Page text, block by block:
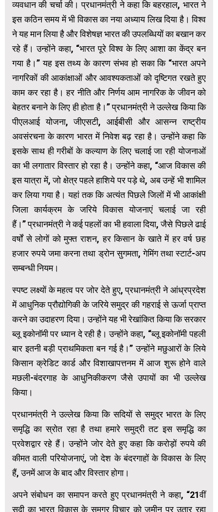
व्यवधान की चर्चा की। प्रधानमंत्री ने कहा कि बहरहाल, भारत ने
इस कठिन समय में भी विकास का नया अध्याय लिख दिया है। विश्व
ने यह मान लिया है और विशेषज्ञ भारत की उपलब्धियों का बखान कर
रहे हैं। उन्होंने कहा, “भारत पूरे विश्व के लिए आशा का केंद्र बन
गया है।” यह इस तथ्य के कारण संभव हो सका कि “भारत अपने
नागरिकों की आकांक्षाओं और आवश्यकताओं को दृष्टिगत रखते हुए
काम कर रहा है। हर नीति और निर्णय आम नागरिक के जीवन को
बेहतर बनाने के लिए ही होता है।” प्रधानमंत्री ने उल्लेख किया कि
पीएलआई योजना, जीएसटी, आईबीसी और आसन्न राष्ट्रीय
अवसंरचना के कारण भारत में निवेश बढ़ रहा है। उन्होंने कहा कि
इसके साथ ही गरीबों के कल्याण के लिए चलाई जा रही योजनाओं
का भी लगातार विस्तार हो रहा है। उन्होंने कहा, “आज विकास की
इस यात्रा में, जो क्षेत्र पहले हाशिये पर पड़े थे, अब उन्हें भी शामिल
कर लिया गया है। यहां तक कि अत्यंत पिछले जिलों में भी आकांक्षी
जिला कार्यक्रम के जरिये विकास योजनाएं चलाई जा रही
हैं।” प्रधानमंत्री ने कई पहलों का भी हवाला दिया, जैसे पिछले ढाई
वर्षों से लोगों को मुफ्त राशन, हर किसान के खाते में हर वर्ष छह
हजार रुपये जमा करना तथा ड्रोन सुगमता, गेमिंग तथा स्टार्ट-अप
सम्बन्धी नियम।
स्पष्ट लक्ष्यों के महत्व पर जोर देते हुए, प्रधानमंत्री ने आंध्रप्रदेश
में आधुनिक प्रौद्योगिकी के जरिये समुद्र की गहराई से ऊर्जा प्राप्त
करने का उदाहरण दिया। उन्होंने यह भी रेखांकित किया कि सरकार
ब्लू इकोनॉमी पर ध्यान दे रही है। उन्होंने कहा, “ब्लू इकोनॉमी पहली
बार इतनी बड़ी प्राथमिकता बन गई है।” उन्होंने मछुआरों के लिये
किसान क्रेडिट कार्ड और विशाखापत्तनम में आज शुरू होने वाले
मछली-बंदरगाह के आधुनिकीकरण जैसे उपायों का भी उल्लेख
किया।
प्रधानमंत्री ने उल्लेख किया कि सदियों से समुद्र भारत के लिए
समृद्धि का स्रोत रहा है तथा हमारे समुद्री तट इस समृद्धि का
प्रवेशद्वार रहे हैं। उन्होंने जोर देते हुए कहा कि करोड़ों रुपये की
कीमत वाली परियोजनाएं, जो देश के बंदरगाहों के विकास के लिए
हैं, उनमें आज के बाद और विस्तार होगा।
अपने संबोधन का समापन करते हुए प्रधानमंत्री ने कहा, “21वीं
सदी का भारत विकास के समग्र विचार को जमीन पर उतार रहा